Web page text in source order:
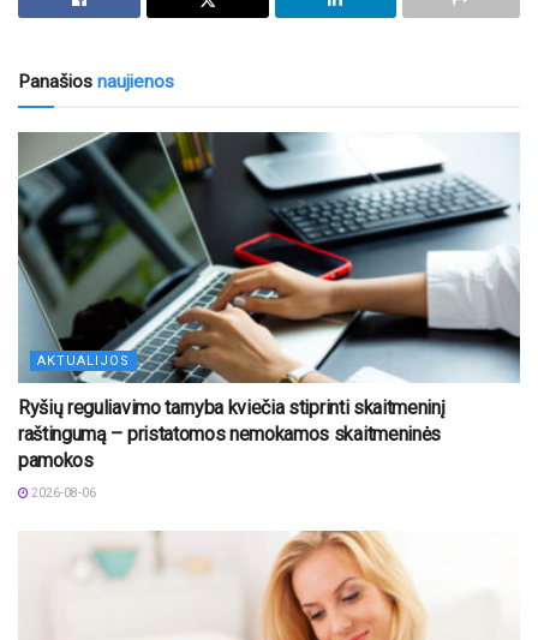
Panašios naujienos
AKTUALIJOS
Ryšių reguliavimo tarnyba kviečia stiprinti skaitmeninį
raštingumą – pristatomos nemokamos skaitmeninės
pamokos
2026-08-06